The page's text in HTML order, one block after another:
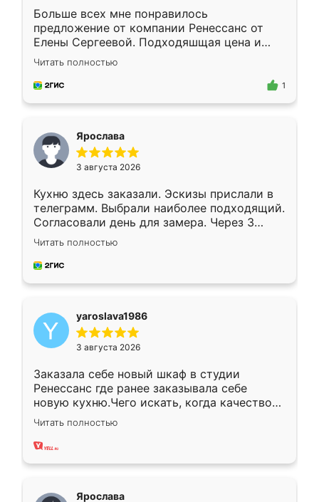
Больше всех мне понравилось
предложение от компании Ренессанс от
Елены Сергеевой. Подходяшщая цена и
короткие сроки изготовления. Приехавший
для замера сотрудник Владислав
предложил по моему эскизу самый
Читать полностью
1
Ярослава
3 августа 2026
Кухню здесь заказали. Эскизы прислали в
телеграмм. Выбрали наиболее подходящий.
Согласовали день для замера. Через 3
недели кухня была уже готова. Остались
довольны работой. Спасибо Ренессанс
мебель за качественную работу!
Читать полностью
yaroslava1986
3 августа 2026
Заказала себе новый шкаф в студии
Ренессанс где ранее заказывала себе
новую кухню.Чего искать, когда качеством
вполне довольна. Служит кухня уже почти
два года, нареканий нет.
Читать полностью
Ярослава